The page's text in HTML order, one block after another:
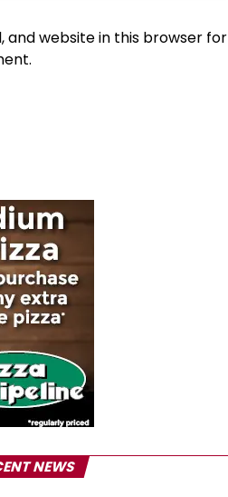
and website in this browser for
NEWS